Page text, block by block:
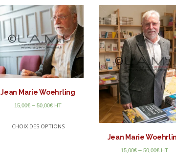
Jean Marie Woehrling
15,00€ – 50,00€ HT
CHOIX DES OPTIONS
Jean Marie
15,00€ –50,00€ HT